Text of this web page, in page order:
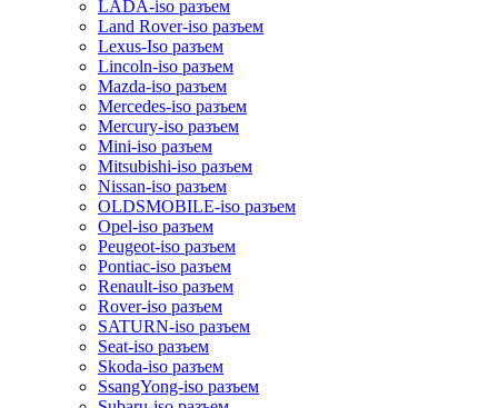
LADA-iso разъем
Land Rover-iso разъем
Lexus-Iso разъем
Lincoln-iso разъем
Mazda-iso разъем
Mercedes-iso разъем
Mercury-iso разъем
Mini-iso разъем
Mitsubishi-iso разъем
Nissan-iso разъем
OLDSMOBILE-iso разъем
Opel-iso разъем
Peugeot-iso разъем
Pontiac-iso разъем
Renault-iso разъем
Rover-iso разъем
SATURN-iso разъем
Seat-iso разъем
Skoda-iso разъем
SsangYong-iso разъем